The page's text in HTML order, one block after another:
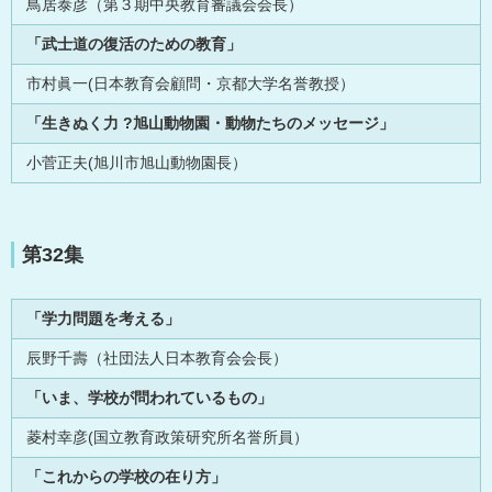
鳥居泰彦（第３期中央教育審議会会長）
「武士道の復活のための教育」
市村眞一(日本教育会顧問・京都大学名誉教授）
「生きぬく力 ?旭山動物園・動物たちのメッセージ」
小菅正夫(旭川市旭山動物園長）
第32集
「学力問題を考える」
辰野千壽（社団法人日本教育会会長）
「いま、学校が問われているもの」
菱村幸彦(国立教育政策研究所名誉所員）
「これからの学校の在り方」